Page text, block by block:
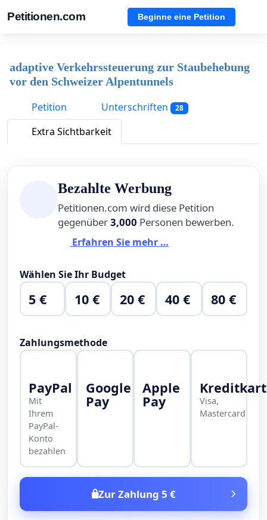
Petitionen.com Beginne eine Petition
adaptive Verkehrssteuerung zur Staubehebung
vor den Schweizer Alpentunnels
Petition
Unterschriften 28
Extra Sichtbarkeit
Bezahlte Werbung
Petitionen.com wird diese Petition
gegenüber3,000 Personen bewerben.
Erfahren Sie mehr …
Wählen Sie Ihr Budget
5 € 10 € 20 € 40 € 80 €
Zahlungsmethode
PayPal
Mit
Ihrem
PayPal-
Konto
bezahlen
Google
Pay
Apple
Pay
Visa,
Mastercard
Zur Zahlung 5 €